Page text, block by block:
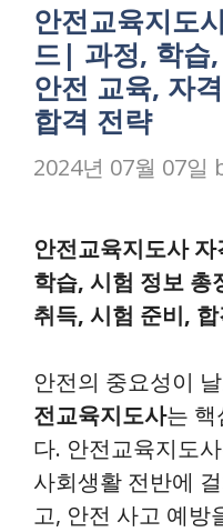
안전교육지도
드| 과정, 학습
안전 교육, 자
합격 전략
2024년 07월 07일
안전교육지도사
학습, 시험 정보
취득, 시험 준비,
안전의 중요성이
전교육지도사는 핵
다. 안전교육지도
사회생활 전반에
고, 안전 사고 예방